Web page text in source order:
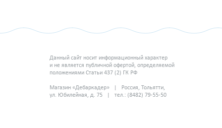
Данный сайт носит информационный характер
и не является публичной офертой, определяемой
положениями Статьи 437 (2) ГК РФ
Магазин «Дебаркадер» | Россия, Тольятти,
ул. Юбилейная, д. 75 | тел.: (8482) 79-55-50